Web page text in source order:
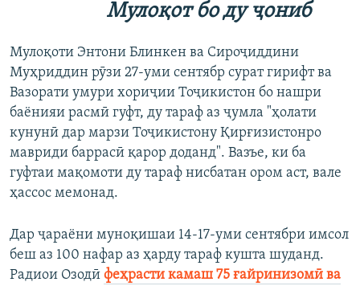
Мулоқот бо ду ҷониб
Мулоқоти Энтони Блинкен ва Сироҷиддини
Муҳриддин рӯзи 27-уми сентябр сурат гирифт ва
Вазорати умури хориҷии Тоҷикистон бо нашри
баёнияи расмӣ гуфт, ду тараф аз ҷумла "ҳолати
кунунӣ дар марзи Тоҷикистону Қирғизистонро
мавриди баррасӣ қарор доданд". Вазъе, ки ба
гуфтаи мақомоти ду тараф нисбатан ором аст, вале
ҳассос мемонад.
Дар ҷараёни муноқишаи 14-17-уми сентябри имсол
беш аз 100 нафар аз ҳарду тараф кушта шуданд.
Радиои Озодӣ феҳрасти камаш 75 ғайринизомӣ ва